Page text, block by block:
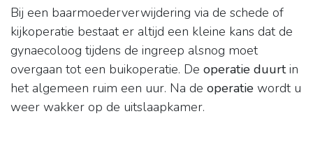
Bij een baarmoederverwijdering via de schede of
kijkoperatie bestaat er altijd een kleine kans dat de
gynaecoloog tijdens de ingreep alsnog moet
overgaan tot een buikoperatie. De operatie duurtin
het algemeen ruim een uur. Na de operatie wordt u
weer wakker op de uitslaapkamer.